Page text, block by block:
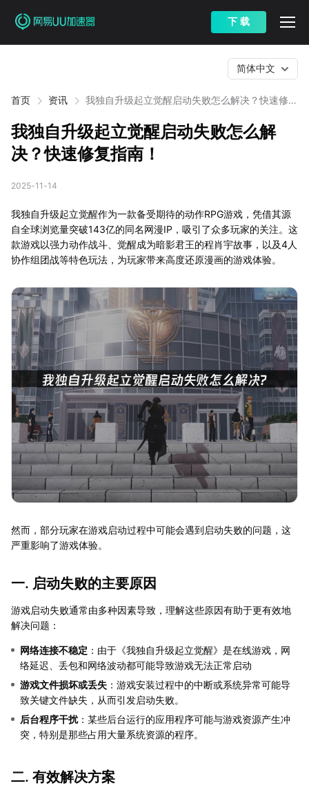
下 载
首页 资讯
我独自升级起立觉醒启动失败怎么解决？快速修复
简体中文
我独自升级起立觉醒启动失败怎么解
决？快速修复指南！
2025-11-14
我独自升级起立觉醒作为一款备受期待的动作RPG游戏，凭借其源
自全球浏览量突破143亿的同名网漫IP，吸引了众多玩家的关注。这
款游戏以强力动作战斗、觉醒成为暗影君王的程肖宇故事，以及4人
协作组团战等特色玩法，为玩家带来高度还原漫画的游戏体验。
然而，部分玩家在游戏启动过程中可能会遇到启动失败的问题，这
严重影响了游戏体验。
一. 启动失败的主要原因
游戏启动失败通常由多种因素导致，理解这些原因有助于更有效地
解决问题：
网络连接不稳定 ：由于《我独自升级起立觉醒》是在线游戏，网
络延迟、丢包和网络波动都可能导致游戏无法正常启动
游戏文件损坏或丢失 ：游戏安装过程中的中断或系统异常可能导
致关键文件缺失，从而引发启动失败。
后台程序干扰：某些后台运行的应用程序可能与游戏资源产生冲
突，特别是那些占用大量系统资源的程序。
二. 有效解决方案